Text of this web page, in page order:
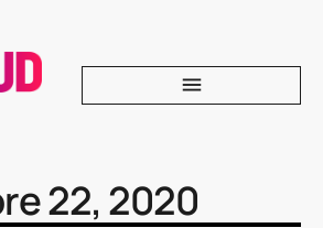
22, 2020